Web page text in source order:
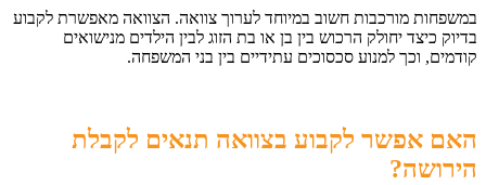
במשפחות מורכבות חשוב במיוחד לערוך צוואה. הצוואה מאפשרת לקבוע
בדיוק כיצד יחולק הרכוש בין בן או בת הזוג לבין הילדים מנישואים
קודמים, וכך למנוע סכסוכים עתידיים בין בני המשפחה.
האם אפשר לקבוע בצוואה תנאים לקבלת
הירושה?